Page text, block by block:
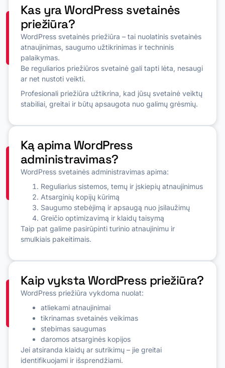
Kas yra WordPress svetainės
priežiūra?
WordPress svetainės priežiūra – tai nuolatinis svetainės
atnaujinimas, saugumo užtikrinimas ir techninis
palaikymas.
Be reguliarios priežiūros svetainė gali tapti lėta, nesaugi
ar net nustoti veikti.
Profesionali priežiūra užtikrina, kad jūsų svetainė veiktų
stabiliai, greitai ir būtų apsaugota nuo galimų grėsmių.
Ką apima WordPress
administravimas?
WordPress svetainės administravimas apima:
Reguliarius sistemos, temų ir įskiepių atnaujinimus
Atsarginių kopijų kūrimą
Saugumo stebėjimą ir apsaugą nuo įsilaužimų
Greičio optimizavimą ir klaidų taisymą
Taip pat galime pasirūpinti turinio atnaujinimu ir
smulkiais pakeitimais.
Kaip vyksta WordPress priežiūra?
WordPress priežiūra vykdoma nuolat:
atliekami atnaujinimai
tikrinamas svetainės veikimas
stebimas saugumas
daromos atsarginės kopijos
Jei atsiranda klaidų ar sutrikimų – jie greitai
identifikuojami ir išsprendžiami.